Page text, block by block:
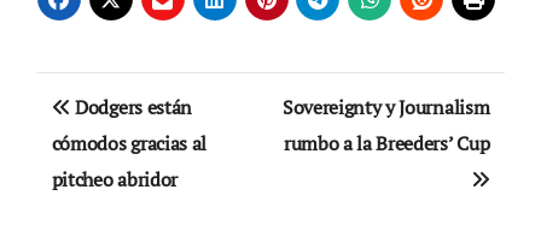
Navegación
de
entradas
Dodgers están
cómodos gracias al
pitcheo abridor
Sovereignty y Journalism
rumbo a la Breeders’ Cup